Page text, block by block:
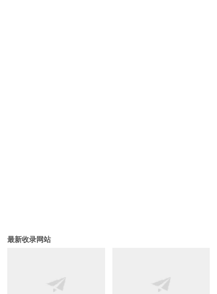
最新收录网站